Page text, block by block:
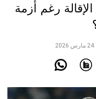
رغم أزمة
24 مارس 2026